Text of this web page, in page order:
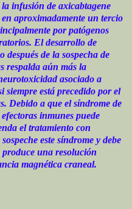
infusión de axicabtagene
aproximadamente un tercio
por patógenos
El desarrollo de
después de la sospecha de
respalda aún más la
asociado a
siempre está precedido por el
Debido a que el síndrome de
inmunes puede
el tratamiento con
este síndrome y debe
produce una resolución
magnética craneal.